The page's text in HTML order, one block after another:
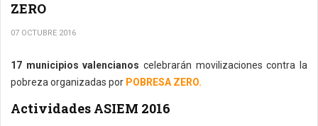
ZERO
07 OCTUBRE 2016
17 municipios valencianos celebrarán movilizaciones contra la
pobreza organizadas por POBRESA ZERO.
Actividades ASIEM 2016